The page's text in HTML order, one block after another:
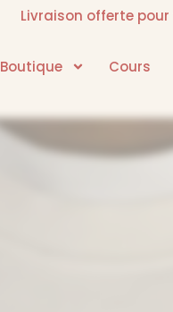
Livraison offerte pour
Boutique Cours